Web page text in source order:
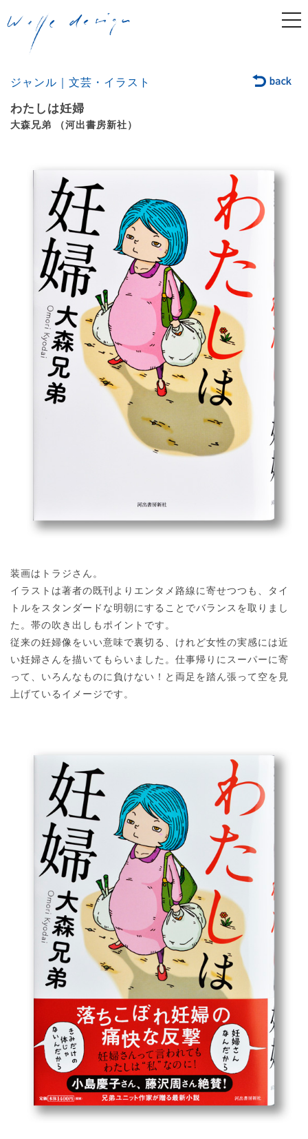
ジャンル｜文芸・イラスト
わたしは妊婦
大森兄弟 （河出書房新社）
装画はトラジさん。
イラストは著者の既刊よりエンタメ路線に寄せつつも、タイ
トルをスタンダードな明朝にすることでバランスを取りまし
た。帯の吹き出しもポイントです。
従来の妊婦像をいい意味で裏切る、けれど女性の実感には近
い妊婦さんを描いてもらいました。仕事帰りにスーパーに寄
って、いろんなものに負けない！と両足を踏ん張って空を見
上げているイメージです。